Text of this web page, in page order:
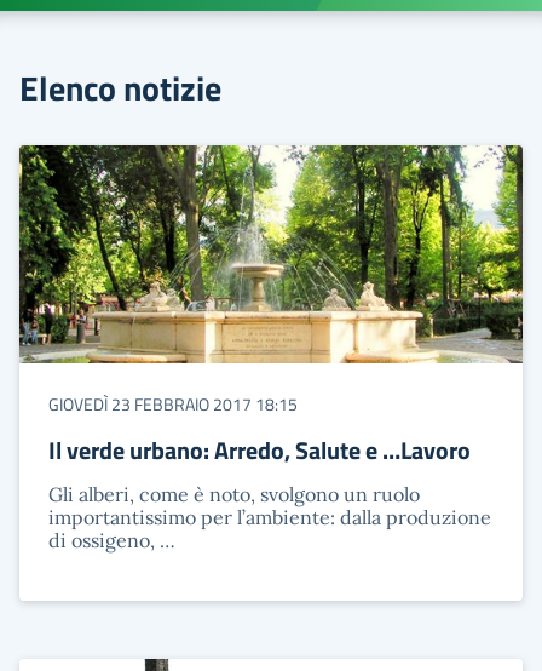
Elenco notizie
GIOVEDÌ 23 FEBBRAIO 2017 18:15
Il verde urbano: Arredo, Salute e …Lavoro
Gli alberi, come è noto, svolgono un ruolo
importantissimo per l’ambiente: dalla produzione
di ossigeno, …